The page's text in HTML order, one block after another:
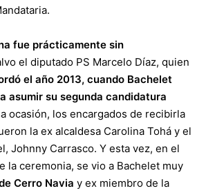
fue prácticamente sin
el diputado PS Marcelo Díaz, quien
el año 2013, cuando Bachelet
asumir su segunda candidatura
ocasión, los encargados de recibirla
la ex alcaldesa Carolina Tohá y el
Johnny Carrasco. Y esta vez, en el
la ceremonia, se vio a Bachelet muy
Cerro Navia y ex miembro de la